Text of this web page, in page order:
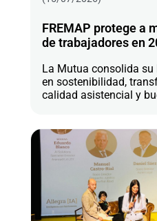
FREMAP protege a
de trabajadores en
La Mutua consolida
en sostenibilidad,
calidad asistencial y